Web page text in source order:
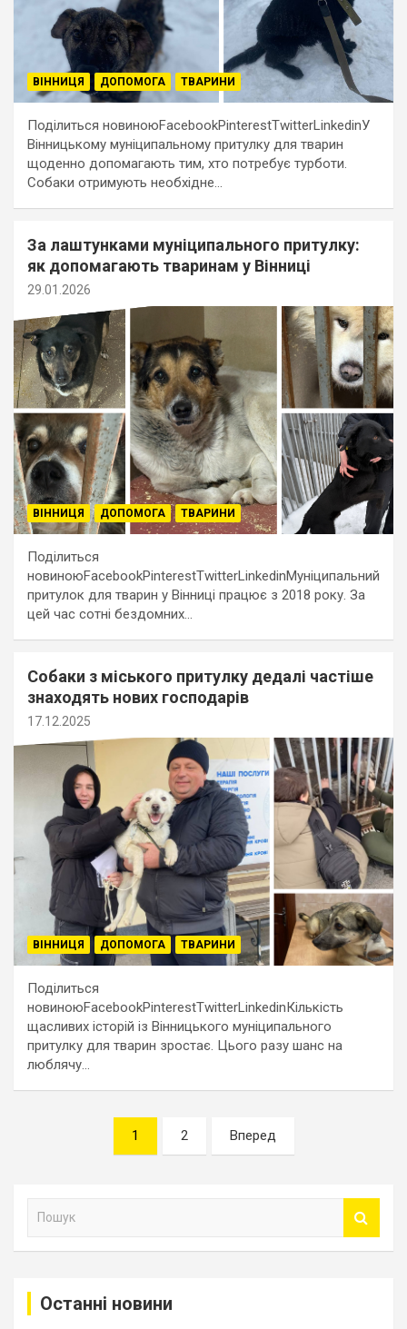
ВІННИЦЯ ДОПОМОГА ТВАРИНИ
Поділиться новиноюFacebookPinterestTwitterLinkedinУ
Вінницькому муніципальному притулку для тварин
щоденно допомагають тим, хто потребує турботи.
Собаки отримують необхідне…
За лаштунками муніципального притулку:
як допомагають тваринам у Вінниці
29.01.2026
ВІННИЦЯ ДОПОМОГА ТВАРИНИ
Поділиться
новиноюFacebookPinterestTwitterLinkedinМуніципальний
притулок для тварин у Вінниці працює з 2018 року. За
цей час сотні бездомних…
Собаки з міського притулку дедалі частіше
знаходять нових господарів
17.12.2025
ВІННИЦЯ ДОПОМОГА ТВАРИНИ
Поділиться
новиноюFacebookPinterestTwitterLinkedinКількість
щасливих історій із Вінницького муніципального
притулку для тварин зростає. Цього разу шанс на
люблячу…
1 2 Вперед
Останні новини